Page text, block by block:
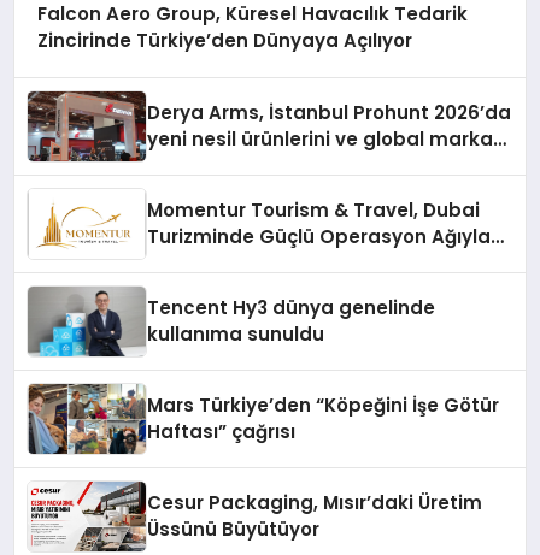
Falcon Aero Group, Küresel Havacılık Tedarik
Zincirinde Türkiye’den Dünyaya Açılıyor
Derya Arms, İstanbul Prohunt 2026’da
yeni nesil ürünlerini ve global marka
Momentur Tourism & Travel, Dubai
Turizminde Güçlü Operasyon Ağıyla
Tencent Hy3 dünya genelinde
kullanıma sunuldu
Mars Türkiye’den “Köpeğini İşe Götür
Haftası” çağrısı
Cesur Packaging, Mısır’daki Üretim
Üssünü Büyütüyor